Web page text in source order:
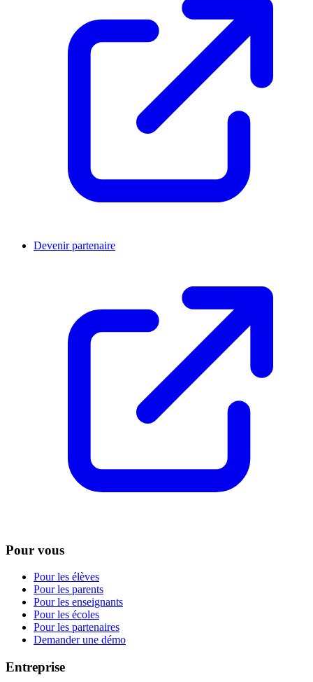
Devenir partenaire
Pour vous
Pour les élèves
Pour les parents
Pour les enseignants
Pour les écoles
Pour les partenaires
Demander une démo
Entreprise